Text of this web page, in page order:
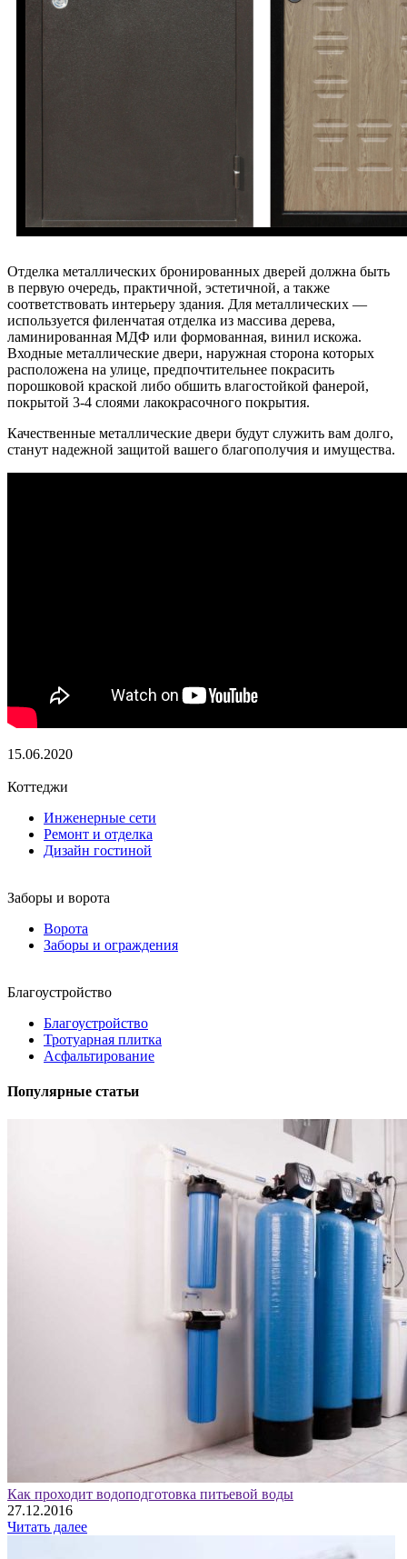
Отделка металлических бронированных дверей должна быть
в первую очередь, практичной, эстетичной, а также
соответствовать интерьеру здания. Для металлических —
используется филенчатая отделка из массива дерева,
ламинированная МДФ или формованная, винил искожа.
Входные металлические двери, наружная сторона которых
расположена на улице, предпочтительнее покрасить
порошковой краской либо обшить влагостойкой фанерой,
покрытой 3-4 слоями лакокрасочного покрытия.
Качественные металлические двери будут служить вам долго,
станут надежной защитой вашего благополучия и имущества.
15.06.2020
Коттеджи
Инженерные сети
Ремонт и отделка
Дизайн гостиной
Заборы и ворота
Ворота
Заборы и ограждения
Благоустройство
Благоустройство
Тротуарная плитка
Асфальтирование
Популярные статьи
Как проходит водоподготовка питьевой воды
27.12.2016
Читать далее